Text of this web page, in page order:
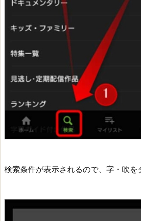
検索条件が表示されるので、字・吹を